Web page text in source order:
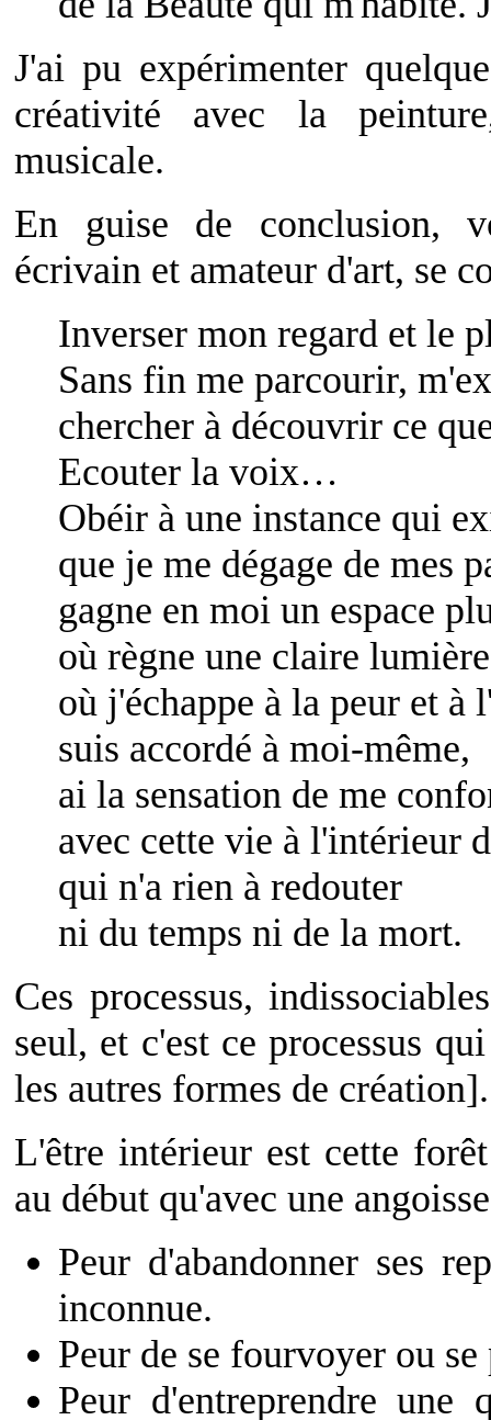
J'ai pu expérimenter
créativité avec la
musicale.
En guise de conclusion,
écrivain et amateur d'art, se
Inverser mon regard et le
Sans fin me parcourir,
chercher à découvrir ce
Ecouter la voix…
Obéir à une instance qui
que je me dégage de mes
gagne en moi un espace
où règne une claire
où j'échappe à la peur et à
suis accordé à moi-même,
ai la sensation de me
avec cette vie à l'intérieur
qui n'a rien à redouter
ni du temps ni de la mort.
Ces processus,
seul, et c'est ce processus
les autres formes de création].
L'être intérieur est cette
au début qu'avec une
Peur d'abandonner ses
inconnue.
Peur de se fourvoyer ou se
Peur d'entreprendre